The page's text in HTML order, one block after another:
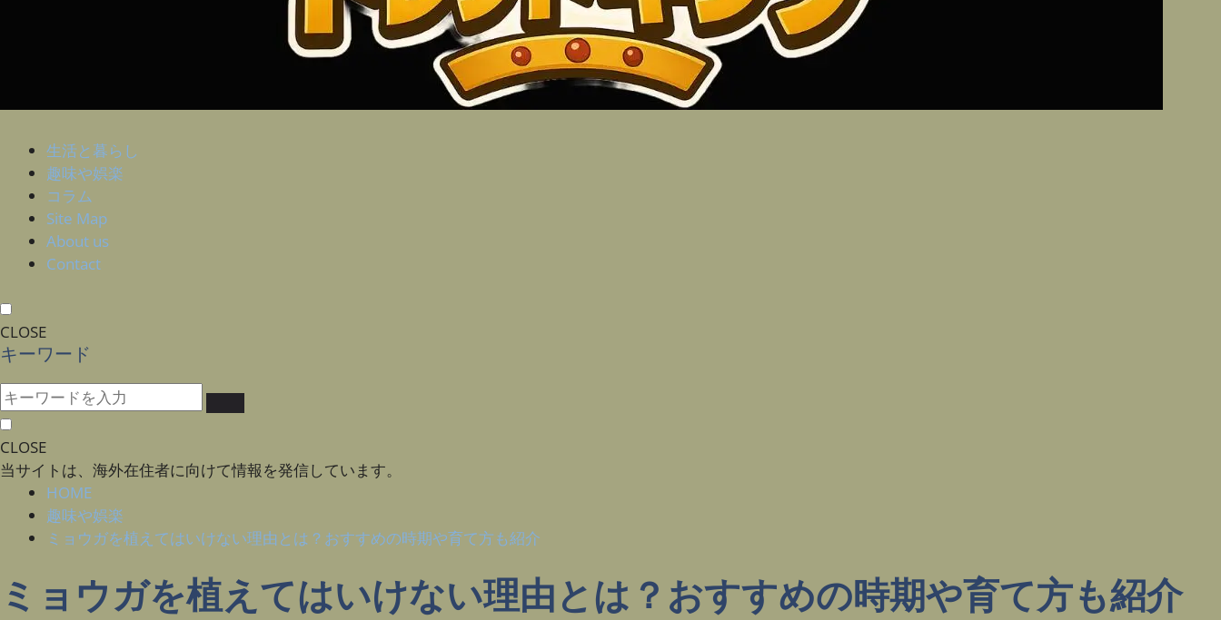
生活と暮らし
趣味や娯楽
コラム
Site Map
About us
Contact
CLOSE
キーワード
CLOSE
当サイトは、海外在住者に向けて情報を発信しています。
HOME
趣味や娯楽
ミョウガを植えてはいけない理由とは？おすすめの時期や育て方も紹介
ミョウガを植えてはいけない理由とは？おすすめの時期や育て方も紹介